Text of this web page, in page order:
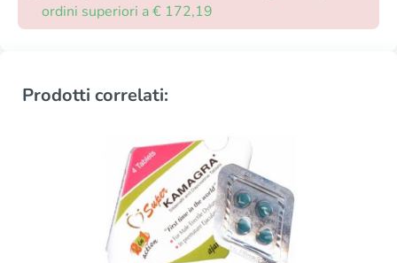
ordini superiori a € 172,19
Prodotti correlati: